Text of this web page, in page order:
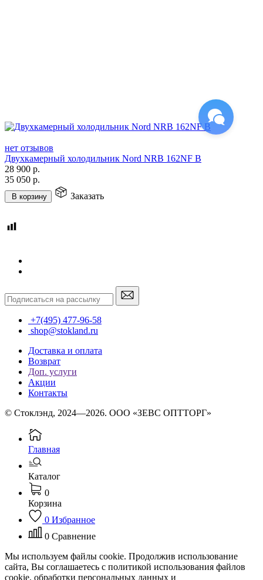
нет отзывов
Двухкамерный холодильник Nord NRB 162NF B
28 900 р.
35 050 р.
В корзину Заказать
+7(495) 477-96-58
shop@stokland.ru
Доставка и оплата
Возврат
Доп. услуги
Акции
Контакты
© Стоклэнд, 2024—2026. ООО «ЗЕВС ОПТТОРГ»
Главная
Каталог
0
Корзина
0 Избранное
0 Сравнение
Мы используем файлы cookie. Продолжив использование
сайта, Вы соглашаетесь с политикой использования файлов
cookie, обработки персональных данных и